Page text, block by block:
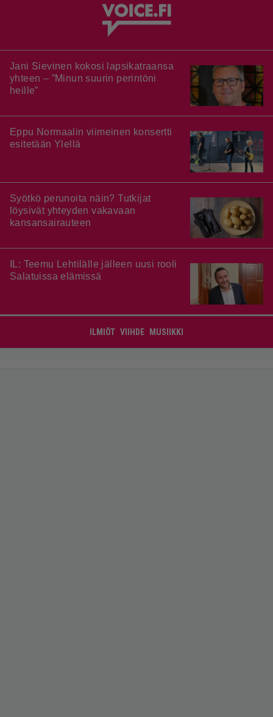
Jani Sievinen kokosi lapsikatraansa
yhteen – ”Minun suurin perintöni
heille”
Eppu Normaalin viimeinen konsertti
esitetään Ylellä
Syötkö perunoita näin? Tutkijat
löysivät yhteyden vakavaan
kansansairauteen
IL: Teemu Lehtilälle jälleen uusi rooli
Salatuissa elämissä
ILMIÖT VIIHDE MUSIIKKI